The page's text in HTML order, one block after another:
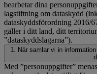
bearbetar dina
lagstiftning om dataskydd
dataskyddsförordning 2016/
gäller i ditt land, ditt
”dataskyddslagarna”).
1. När samlar vi in
Med ”personuppgifter”